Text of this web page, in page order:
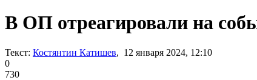
В ОП отреагировали на
Текст: Костянтин Катишев, 12 января 2024, 12:10
0
730